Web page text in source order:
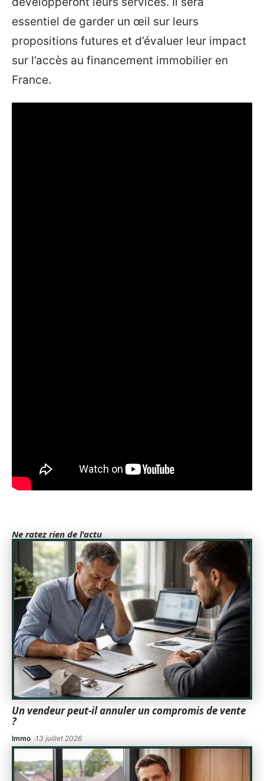
essentiel de garder un œil sur leurs
propositions futures et d’évaluer leur impact
sur l’accès au financement immobilier en
France.
Ne ratez rien de l'actu
Un vendeur peut-il annuler un compromis de vente
?
Immo 13 juillet 2026